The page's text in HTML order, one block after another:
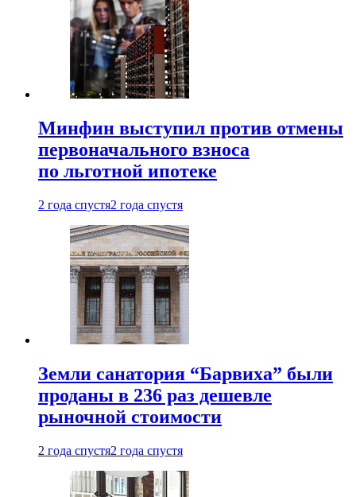
Минфин выступил против отмены
первоначального взноса
по льготной ипотеке
2 года спустя2 года спустя
Земли санатория “Барвиха” были
проданы в 236 раз дешевле
рыночной стоимости
2 года спустя2 года спустя